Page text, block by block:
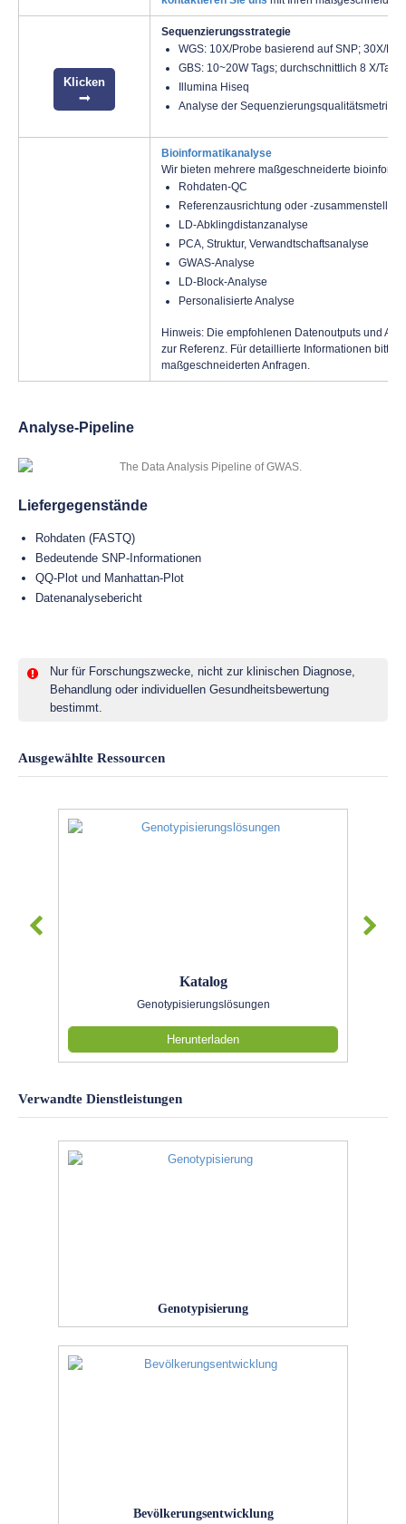
Klicken
Sequenzierungsstrategie
WGS: 10X/Probe basierend auf SNP; 30X/
GBS: 10~20W Tags; durchschnittlich 8 X/Tag
Illumina Hiseq
Analyse der Sequenzierungsqualitätsmetriken
Bioinformatikanalyse
Wir bieten mehrere maßgeschneiderte
Rohdaten-QC
Referenzausrichtung oder -zusammenstellung
LD-Abklingdistanzanalyse
PCA, Struktur, Verwandtschaftsanalyse
GWAS-Analyse
LD-Block-Analyse
Personalisierte Analyse
Hinweis: Die empfohlenen Datenoutputs und
zur Referenz. Für detaillierte Informationen bitte
maßgeschneiderten Anfragen.
Analyse-Pipeline
Liefergegenstände
Rohdaten (FASTQ)
Bedeutende SNP-Informationen
QQ-Plot und Manhattan-Plot
Datenanalysebericht
Nur für Forschungszwecke, nicht zur klinischen Diagnose,
Behandlung oder individuellen Gesundheitsbewertung
bestimmt.
Ausgewählte Ressourcen
Katalog
Genotypisierungslösungen
Herunterladen
Verwandte Dienstleistungen
Genotypisierung
Bevölkerungsentwicklung